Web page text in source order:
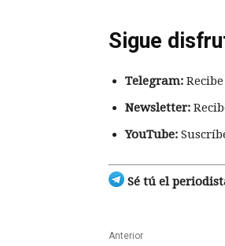
Sigue
Telegram:
Newsletter:
YouTube:
Sé tú el
Anterior